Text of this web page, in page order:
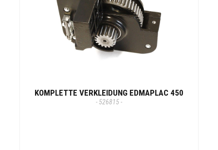
KOMPLETTE VERKLEIDUNG EDMAPLAC 450
- 526815 -